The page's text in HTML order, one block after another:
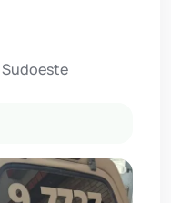
Sudoeste